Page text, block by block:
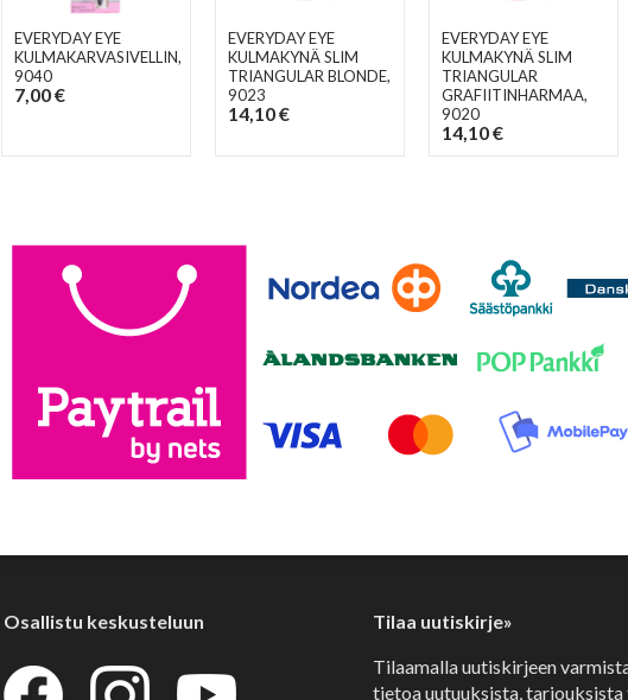
EVERYDAY EYE
KULMAKARVASIVELLIN,
9040
7,00 €
EVERYDAY EYE
KULMAKYNÄ SLIM
TRIANGULAR BLONDE,
9023
14,10 €
EVERYDAY EYE
KULMAKYNÄ SLIM
TRIANGULAR
GRAFIITINHARMAA,
9020
14,10 €
Osallistu keskusteluun
Tilaa uutiskirje»
Tilaamalla uutiskirjeen
tietoa uutuuksista, tarjouksista